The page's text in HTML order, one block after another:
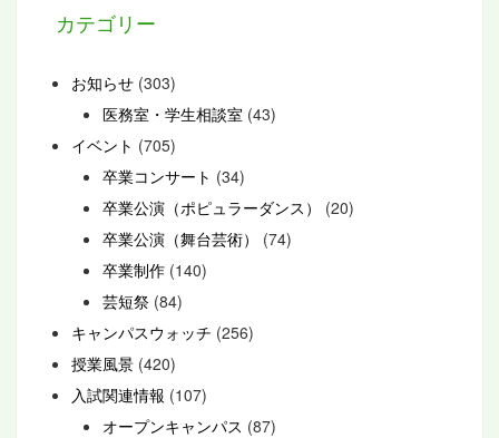
カテゴリー
お知らせ (303)
医務室・学生相談室 (43)
イベント (705)
卒業コンサート (34)
卒業公演（ポピュラーダンス）
(20)
卒業公演（舞台芸術）
(74)
卒業制作 (140)
芸短祭 (84)
キャンパスウォッチ (256)
授業風景 (420)
入試関連情報 (107)
オープンキャンパス (87)